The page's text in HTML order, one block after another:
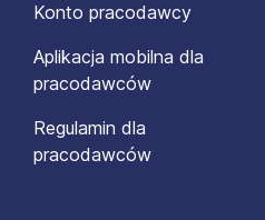
Konto pracodawcy
Aplikacja mobilna dla
pracodawców
Regulamin dla
pracodawców